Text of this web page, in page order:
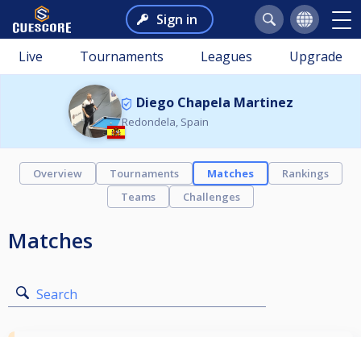
Sign in
Live Tournaments Leagues Upgrade
Diego Chapela Martinez
Redondela, Spain
Overview Tournaments Matches
Rankings
Teams
Challenges
Matches
Search